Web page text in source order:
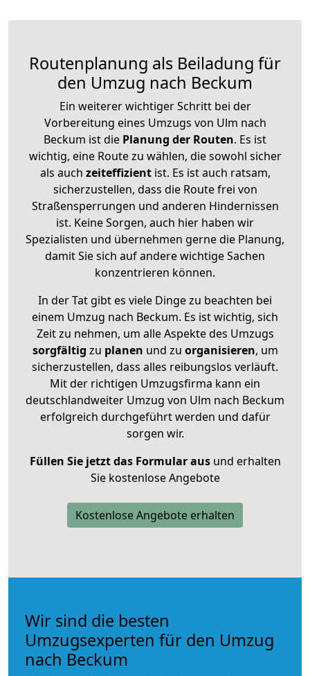
Routenplanung als Beiladung für
den Umzug nach Beckum
Ein weiterer wichtiger Schritt bei der
Vorbereitung eines Umzugs von Ulm nach
Beckum ist die Planung der Routen. Es ist
wichtig, eine Route zu wählen, die sowohl sicher
als auch zeiteffizientist. Es ist auch ratsam,
sicherzustellen, dass die Route frei von
Straßensperrungen und anderen Hindernissen
ist. Keine Sorgen, auch hier haben wir
Spezialisten und übernehmen gerne die Planung,
damit Sie sich auf andere wichtige Sachen
konzentrieren können.
In der Tat gibt es viele Dinge zu beachten bei
einem Umzug nach Beckum. Es ist wichtig, sich
Zeit zu nehmen, um alle Aspekte des Umzugs
sorgfältig zu planen und zu organisieren, um
sicherzustellen, dass alles reibungslos verläuft.
Mit der richtigen Umzugsfirma kann ein
deutschlandweiter Umzug von Ulm nach Beckum
erfolgreich durchgeführt werden und dafür
sorgen wir.
Füllen Sie jetzt das Formular ausund erhalten
Sie kostenlose Angebote
Kostenlose Angebote erhalten
Wir sind die besten
Umzugsexperten für den Umzug
nach Beckum